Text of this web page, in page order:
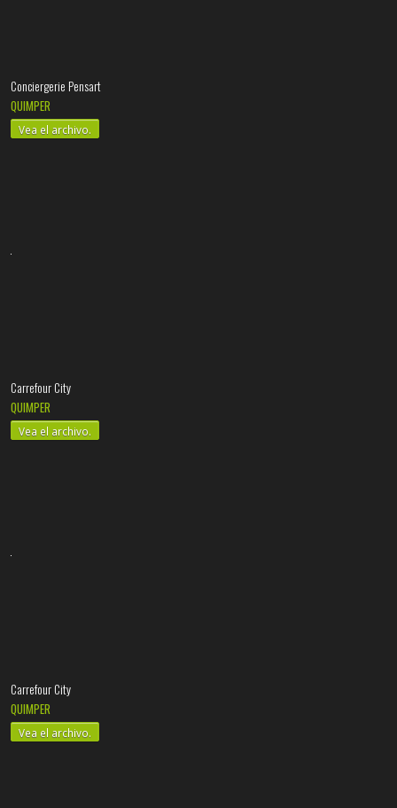
Conciergerie Pensart
QUIMPER
Vea el archivo.
Carrefour City
QUIMPER
Vea el archivo.
Carrefour City
QUIMPER
Vea el archivo.